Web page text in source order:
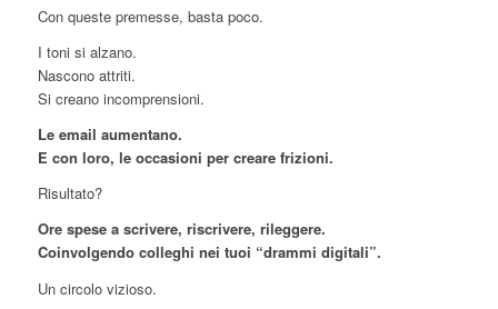
Con queste premesse, basta poco.
I toni si alzano.
Nascono attriti.
Si creano incomprensioni.
Le email aumentano.
E con loro, le occasioni per creare frizioni.
Risultato?
Ore spese a scrivere, riscrivere, rileggere.
Coinvolgendo colleghi nei tuoi “drammi digitali”.
Un circolo vizioso.